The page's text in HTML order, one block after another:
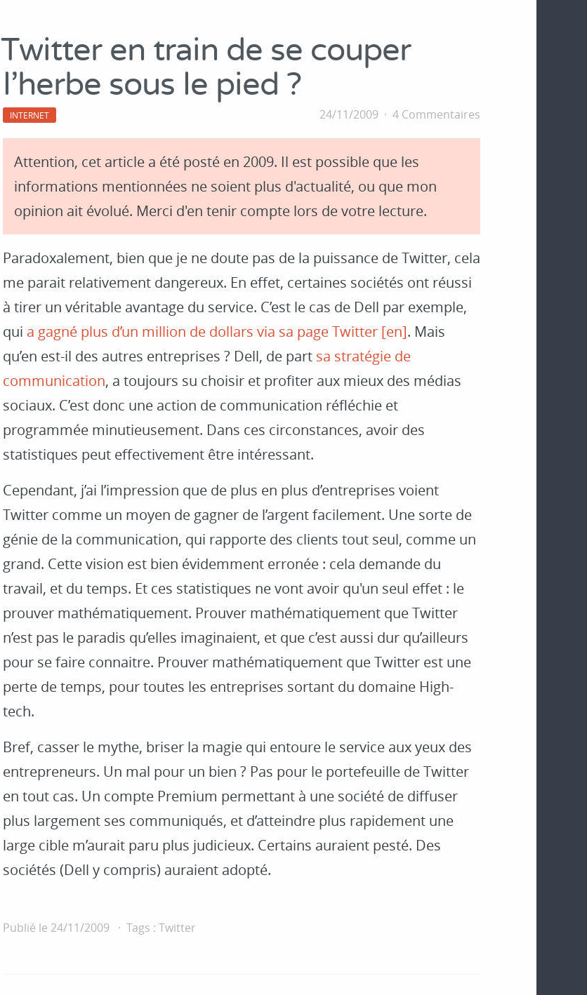
Twitter en train de se couper
l’herbe sous le pied ?
INTERNET 24/11/2009 4 Commentaires
Attention, cet article a été posté en 2009. Il est possible que les
informations mentionnées ne soient plus d'actualité, ou que mon
opinion ait évolué. Merci d'en tenir compte lors de votre lecture.
Paradoxalement, bien que je ne doute pas de la puissance de Twitter, cela
me parait relativement dangereux. En effet, certaines sociétés ont réussi
à tirer un véritable avantage du service. C’est le cas de Dell par exemple,
qui a gagné plus d’un million de dollars via sa page Twitter [en]. Mais
qu’en est-il des autres entreprises ? Dell, de part sa stratégie de
communication, a toujours su choisir et profiter aux mieux des médias
sociaux. C’est donc une action de communication réfléchie et
programmée minutieusement. Dans ces circonstances, avoir des
statistiques peut effectivement être intéressant.
Cependant, j’ai l’impression que de plus en plus d’entreprises voient
Twitter comme un moyen de gagner de l’argent facilement. Une sorte de
génie de la communication, qui rapporte des clients tout seul, comme un
grand. Cette vision est bien évidemment erronée : cela demande du
travail, et du temps. Et ces statistiques ne vont avoir qu'un seul effet : le
prouver mathématiquement. Prouver mathématiquement que Twitter
n’est pas le paradis qu’elles imaginaient, et que c’est aussi dur qu’ailleurs
pour se faire connaitre. Prouver mathématiquement que Twitter est une
perte de temps, pour toutes les entreprises sortant du domaine High-
tech.
Bref, casser le mythe, briser la magie qui entoure le service aux yeux des
entrepreneurs. Un mal pour un bien ? Pas pour le portefeuille de Twitter
en tout cas. Un compte Premium permettant à une société de diffuser
plus largement ses communiqués, et d’atteindre plus rapidement une
large cible m’aurait paru plus judicieux. Certains auraient pesté. Des
sociétés (Dell y compris) auraient adopté.
Publié le 24/11/2009 Tags : Twitter